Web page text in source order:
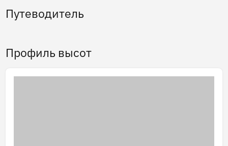
Путеводитель
Профиль высот